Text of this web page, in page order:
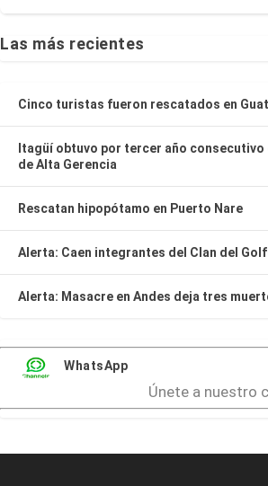
Las más recientes
Cinco turistas fueron rescatados en
Itagüí obtuvo por tercer año consecutivo
de Alta Gerencia
Rescatan hipopótamo en Puerto Nare
Alerta: Caen integrantes del Clan del
Alerta: Masacre en Andes deja tres
WhatsApp
Únete a nuestro